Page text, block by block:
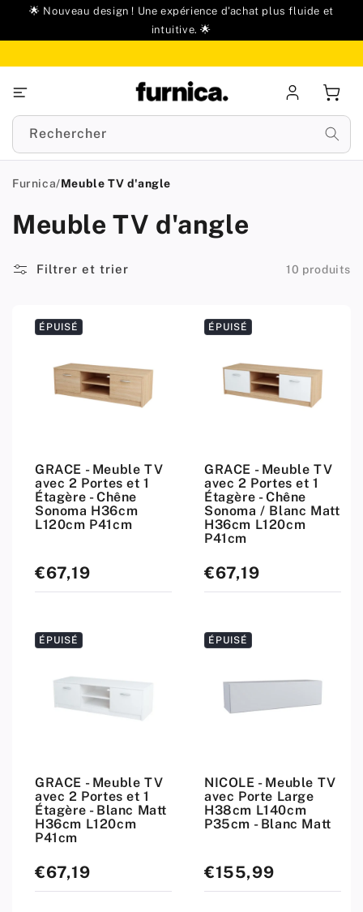
🌟 Nouveau design ! Une expérience d'achat plus fluide et
intuitive. 🌟
connecter
Rechercher
Furnica/Meuble TV d'angle
Meuble TV d'angle
Filtrer et trier 10 produits
ÉPUISÉ
GRACE - Meuble TV
avec 2 Portes et 1
Étagère - Chêne
Sonoma H36cm
L120cm P41cm
Prix
standard
€67,19
ÉPUISÉ
GRACE - Meuble TV
avec 2 Portes et 1
Étagère - Chêne
Sonoma / Blanc Matt
H36cm L120cm
P41cm
Prix
standard
€67,19
ÉPUISÉ
GRACE - Meuble TV
avec 2 Portes et 1
Étagère - Blanc Matt
H36cm L120cm
P41cm
Prix
standard
€67,19
ÉPUISÉ
NICOLE - Meuble TV
avec Porte Large
H38cm L140cm
P35cm - Blanc Matt
Prix
standard
€155,99